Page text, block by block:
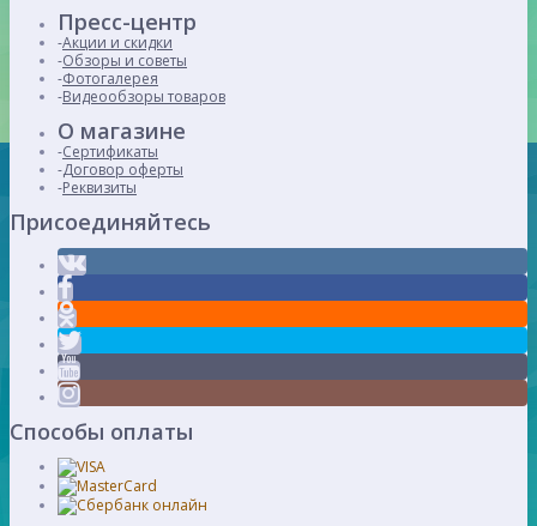
Пресс-центр
Акции и скидки
Обзоры и советы
Фотогалерея
Видеообзоры товаров
О магазине
Сертификаты
Договор оферты
Реквизиты
Присоединяйтесь
Способы оплаты